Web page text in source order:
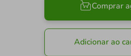
Comprar
Adicionar ao